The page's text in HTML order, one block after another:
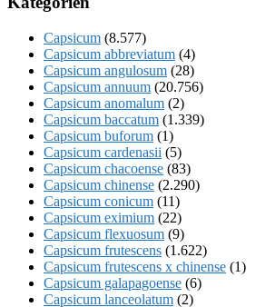
Capsicum (8.577)
Capsicum abbreviatum (4)
Capsicum angulosum (28)
Capsicum annuum (20.756)
Capsicum anomalum (2)
Capsicum baccatum (1.339)
Capsicum buforum (1)
Capsicum cardenasii (5)
Capsicum chacoense (83)
Capsicum chinense (2.290)
Capsicum conicum (11)
Capsicum eximium (22)
Capsicum flexuosum (9)
Capsicum frutescens (1.622)
Capsicum frutescens x chinense (1)
Capsicum galapagoense (6)
Capsicum lanceolatum (2)